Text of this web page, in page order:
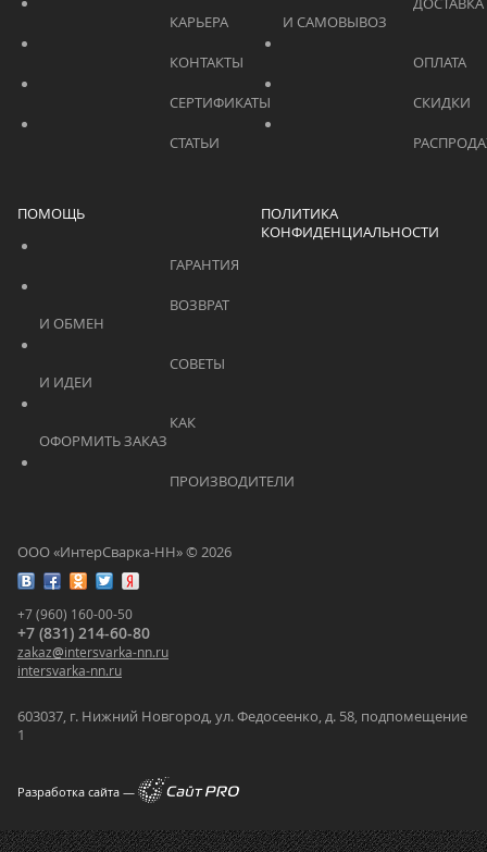
ООО «ИнтерСварка-НН» © 2026
+7 (960) 160-00-50
+7 (831) 214-60-80
zakaz@intersvarka-nn.ru
intersvarka-nn.ru
603037, г. Нижний Новгород, ул. Федосеенко, д. 58, подпомещение
1
Разработка сайта —
			    		КАРЬЕРА
ПОМОЩЬ
ПОЛИТИКА
КОНФИДЕНЦИАЛЬНОСТИ